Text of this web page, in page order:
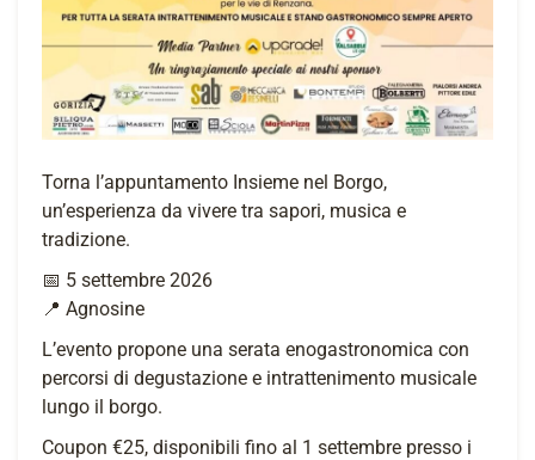
Torna l’appuntamento Insieme nel Borgo,
un’esperienza da vivere tra sapori, musica e
tradizione.
📅 5 settembre 2026
📍 Agnosine
L’evento propone una serata enogastronomica con
percorsi di degustazione e intrattenimento musicale
lungo il borgo.
Coupon €25, disponibili fino al 1 settembre presso i